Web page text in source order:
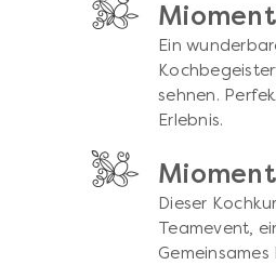
Ein
sehnen.
Erlebnis.
Dieser
Teamevent,